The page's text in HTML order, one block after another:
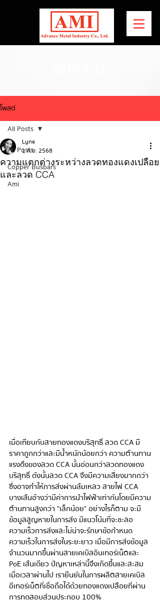
โพสต์
All Posts
Copper Busbars
Ami
All Posts
ความแตกต่างระหว่างลวดทองแดงเปลือย
และลวด CCA
Lyne
1 ก.ย. 2568
เมื่อเทียบกับสายทองแดงบริสุทธิ์ ลวด CCA มี
ราคาถูกกว่าและมีน้ำหนักน้อยกว่า ความต้านทาน
แรงดึงของลวด CCA นั้นอ่อนกว่าลวดทองแดง
บริสุทธิ์ ดังนั้นลวด CCA จึงมีความเสี่ยงมากกว่า
ซึ่งอาจทำให้การส่งผ่านล้มเหลว สายไฟ CCA
บางเส้นอ้างว่ามีค่าการนำไฟฟ้าเท่ากันโดยมีความ
ต้านทานสูงกว่า "เล็กน้อย" อย่างไรก็ตาม จะมี
ข้อมูลสูญหายในการส่ง มีแนวโน้มที่จะชะลอ
ความเร็วการส่งและไม่น่าจะรักษาข้อกำหนด
ความเร็วในการส่งในระยะยาว เมื่อมีการส่งข้อมูล
จำนวนมากขึ้นผ่านสายเคเบิลอินเทอร์เน็ตและ
PoE เส้นเดียว ปัญหาเหล่านี้จึงเกิดขึ้นและสะสม
เมื่อเวลาผ่านไป เรายืนยันในการผลิตสายเคเบิล
อีเทอร์เน็ตที่เชื่อถือได้ด้วยทองแดงเปลือยที่ผ่าน
การทดสอบส่วนประกอบ 100%